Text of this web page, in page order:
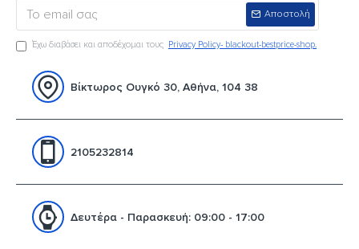
Αποστολή
Έχω διαβάσει και αποδέχομαι τους Privacy Policy- blackout-bestprice-shop.
Βίκτωρος Ουγκό 30, Αθήνα, 104 38
2105232814
Δευτέρα - Παρασκευή: 09:00 - 17:00